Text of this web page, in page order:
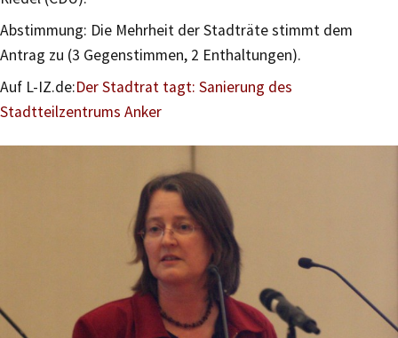
Abstimmung: Die Mehrheit der Stadträte stimmt dem
Antrag zu (3 Gegenstimmen, 2 Enthaltungen).
Auf L-IZ.de:Der Stadtrat tagt: Sanierung des
Stadtteilzentrums Anker